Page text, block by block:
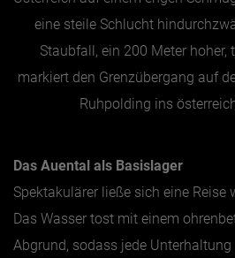
Brauchtum
Lifestyle
BEITRÄGE NACH MONAT
Jänner
eine steile Schlucht
Staubfall, ein 200 Meter hoher,
markiert den Grenzübergang auf
Ruhpolding ins
Das Auental als Basislager
Spektakulärer ließe sich eine Reise
Das Wasser tost mit einem
Abgrund, sodass jede